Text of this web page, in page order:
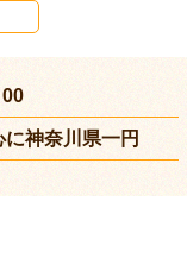
神奈川県一円